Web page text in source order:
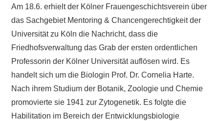
Am 18.6. erhielt der Kölner Frauengeschichtsverein über
das Sachgebiet Mentoring & Chancengerechtigkeit der
Universität zu Köln die Nachricht, dass die
Friedhofsverwaltung das Grab der ersten ordentlichen
Professorin der Kölner Universität auflösen wird. Es
handelt sich um die Biologin Prof. Dr. Cornelia Harte.
Nach ihrem Studium der Botanik, Zoologie und Chemie
promovierte sie 1941 zur Zytogenetik. Es folgte die
Habilitation im Bereich der Entwicklungsbiologie